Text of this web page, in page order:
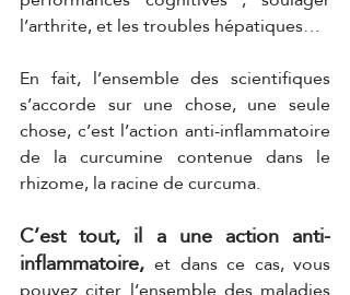
l’arthrite, et les troubles hépatiques…
En fait, l’ensemble des scientifiques
s’accorde sur une chose, une seule
chose, c’est l’action anti-inflammatoire
de la curcumine contenue dans le
rhizome, la racine de curcuma.
C’est tout, il a une action anti-
inflammatoire, et dans ce cas, vous